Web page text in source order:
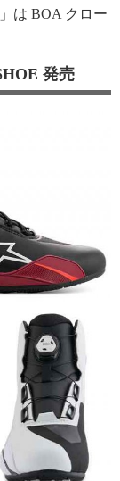
は BOA クロー
発売